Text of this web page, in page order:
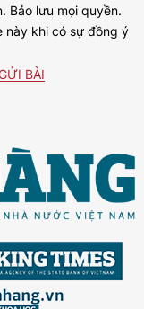
Bảo lưu mọi quyền.
này khi có sự đồng ý
BÀI